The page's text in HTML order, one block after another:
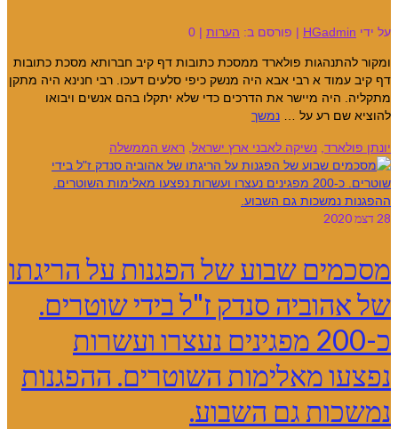
על ידי HGadmin
| פורסם ב: הערות |
0
ומקור להתנהגות פולארד ממסכת כתובות דף קיב חברותא מסכת כתובות
דף קיב עמוד א רבי אבא היה מנשק כיפי סלעים דעכו. רבי חנינא היה מתקן
מתקליה. היה מיישר את הדרכים כדי שלא יתקלו בהם אנשים ויבואו
להוציא שם רע על …
נמשך
יונתן פולארד, נשיקה לאבני ארץ ישראל, ראש הממשלה
28דצמ 2020
מסכמים שבוע של הפגנות על הריגתו
של אהוביה סנדק ז"ל בידי שוטרים.
כ-200 מפגינים נעצרו ועשרות
נפצעו מאלימות השוטרים. ההפגנות
נמשכות גם השבוע.